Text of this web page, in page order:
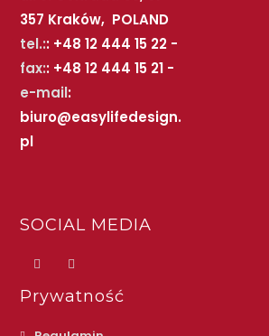
357 Kraków, POLAND
tel.:: +48 12 444 15 22 -
fax:: +48 12 444 15 21 -
e-mail:
biuro@easylifedesign.
pl
SOCIAL MEDIA
Prywatność